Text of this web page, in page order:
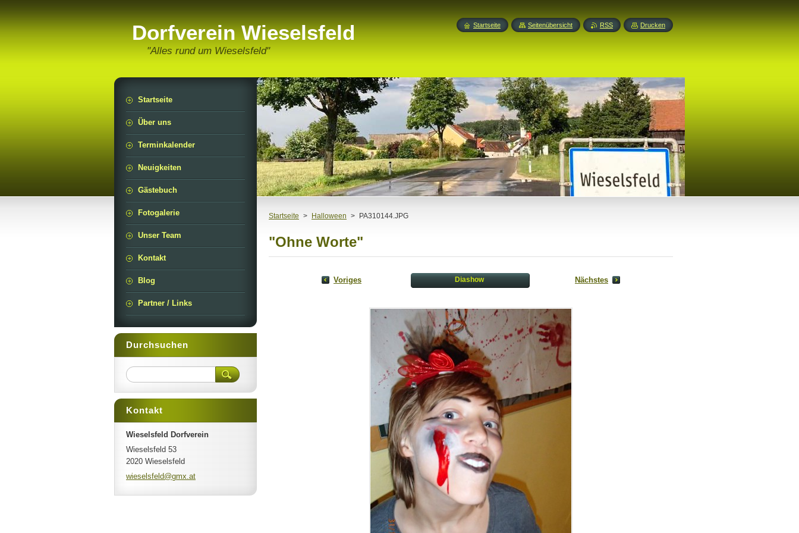
Dorfverein Wieselsfeld
"Alles rund um Wieselsfeld"
Startseite > Halloween > PA310144.JPG
"Ohne Worte"
Voriges Diashow Nächstes
Startseite
Über uns
Terminkalender
Neuigkeiten
Gästebuch
Fotogalerie
Unser Team
Kontakt
Blog
Partner / Links
Durchsuchen
Kontakt
Wieselsfeld Dorfverein
Wieselsfeld 53
2020 Wieselsfeld
wieselsfeld@gmx.at
Startseite Seitenübersicht RSS Drucken